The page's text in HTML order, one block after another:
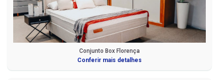
Conjunto Box Florença
Conferir mais detalhes